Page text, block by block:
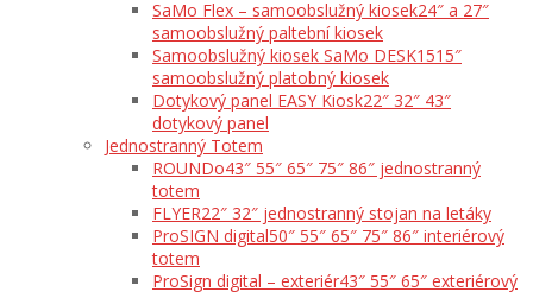
SaMo Flex – samoobslužný kiosek24″ a 27″
samoobslužný paltební kiosek
Samoobslužný kiosek SaMo DESK1515″
samoobslužný platobný kiosek
Dotykový panel EASY Kiosk22″ 32″ 43″
dotykový panel
Jednostranný Totem
ROUNDo43″ 55″ 65″ 75″ 86″ jednostranný
totem
FLYER22″ 32″ jednostranný stojan na letáky
ProSIGN digital50″ 55″ 65″ 75″ 86″ interiérový
totem
ProSign digital – exteriér43″ 55″ 65″ exteriérový